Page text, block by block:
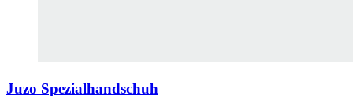
Juzo Spezialhandschuh